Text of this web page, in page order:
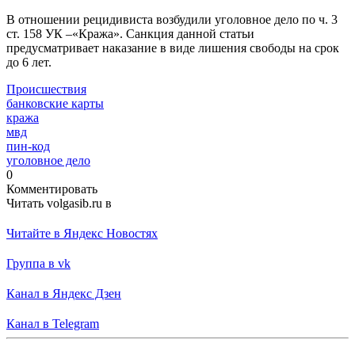
В отношении рецидивиста возбудили уголовное дело по ч. 3
ст. 158 УК –«Кража». Санкция данной статьи
предусматривает наказание в виде лишения свободы на срок
до 6 лет.
Происшествия
банковские карты
кража
мвд
пин-код
уголовное дело
0
Комментировать
Читать volgasib.ru в
Читайте в Яндекс Новостях
Группа в vk
Канал в Яндекс Дзен
Канал в Telegram